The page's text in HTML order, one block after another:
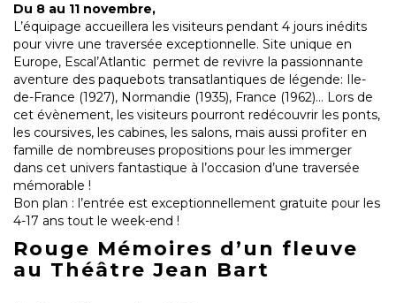
Du 8 au 11 novembre,
L’équipage accueillera les visiteurs pendant 4 jours inédits
pour vivre une traversée exceptionnelle. Site unique en
Europe, Escal’Atlantic permet de revivre la passionnante
aventure des paquebots transatlantiques de légende: Ile-
de-France (1927), Normandie (1935), France (1962)… Lors de
cet évènement, les visiteurs pourront redécouvrir les ponts,
les coursives, les cabines, les salons, mais aussi profiter en
famille de nombreuses propositions pour les immerger
dans cet univers fantastique à l’occasion d’une traversée
mémorable !
Bon plan : l’entrée est exceptionnellement gratuite pour les
4-17 ans tout le week-end !
Rouge Mémoires d’un fleuve
au Théâtre Jean Bart